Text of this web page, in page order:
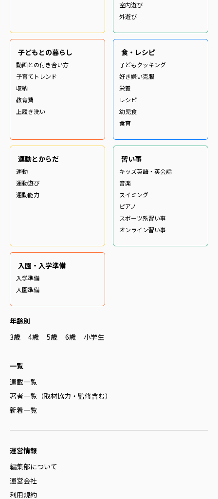
室内遊び
外遊び
子どもとの暮らし
動画との付き合い方
子育てトレンド
収納
教育費
上履き洗い
食・レシピ
子どもクッキング
好き嫌い克服
栄養
レシピ
幼児食
食育
運動とからだ
運動
運動遊び
運動能力
習い事
キッズ英語・英会話
音楽
スイミング
ピアノ
スポーツ系習い事
オンライン習い事
入園・入学準備
入学準備
入園準備
年齢別
3歳
4歳 5歳 6歳 小学生
一覧
連載一覧
著者一覧（取材協力・監修含む）
新着一覧
運営情報
編集部について
運営会社
利用規約